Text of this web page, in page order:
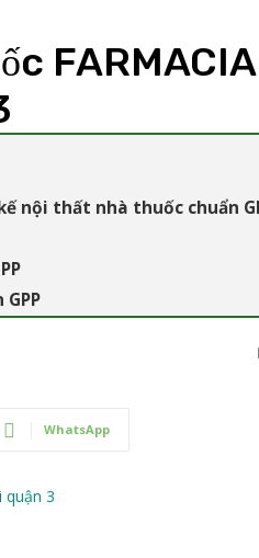
nội thất nhà thuốc chuẩn
WhatsApp